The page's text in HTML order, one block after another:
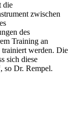
die
zwischen
des
Training an
werden. Die
sich diese
so Dr. Rempel.